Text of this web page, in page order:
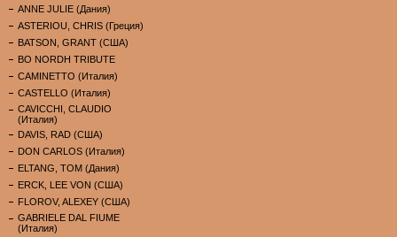
ANNE JULIE (Дания)
ASTERIOU, CHRIS (Греция)
BATSON, GRANT (США)
BO NORDH TRIBUTE
CAMINETTO (Италия)
CASTELLO (Италия)
CAVICCHI, CLAUDIO
(Италия)
DAVIS, RAD (США)
DON CARLOS (Италия)
ELTANG, TOM (Дания)
ERCK, LEE VON (США)
FLOROV, ALEXEY (США)
GABRIELE DAL FIUME
(Италия)